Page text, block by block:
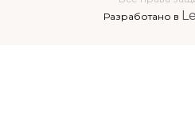
Разработано в